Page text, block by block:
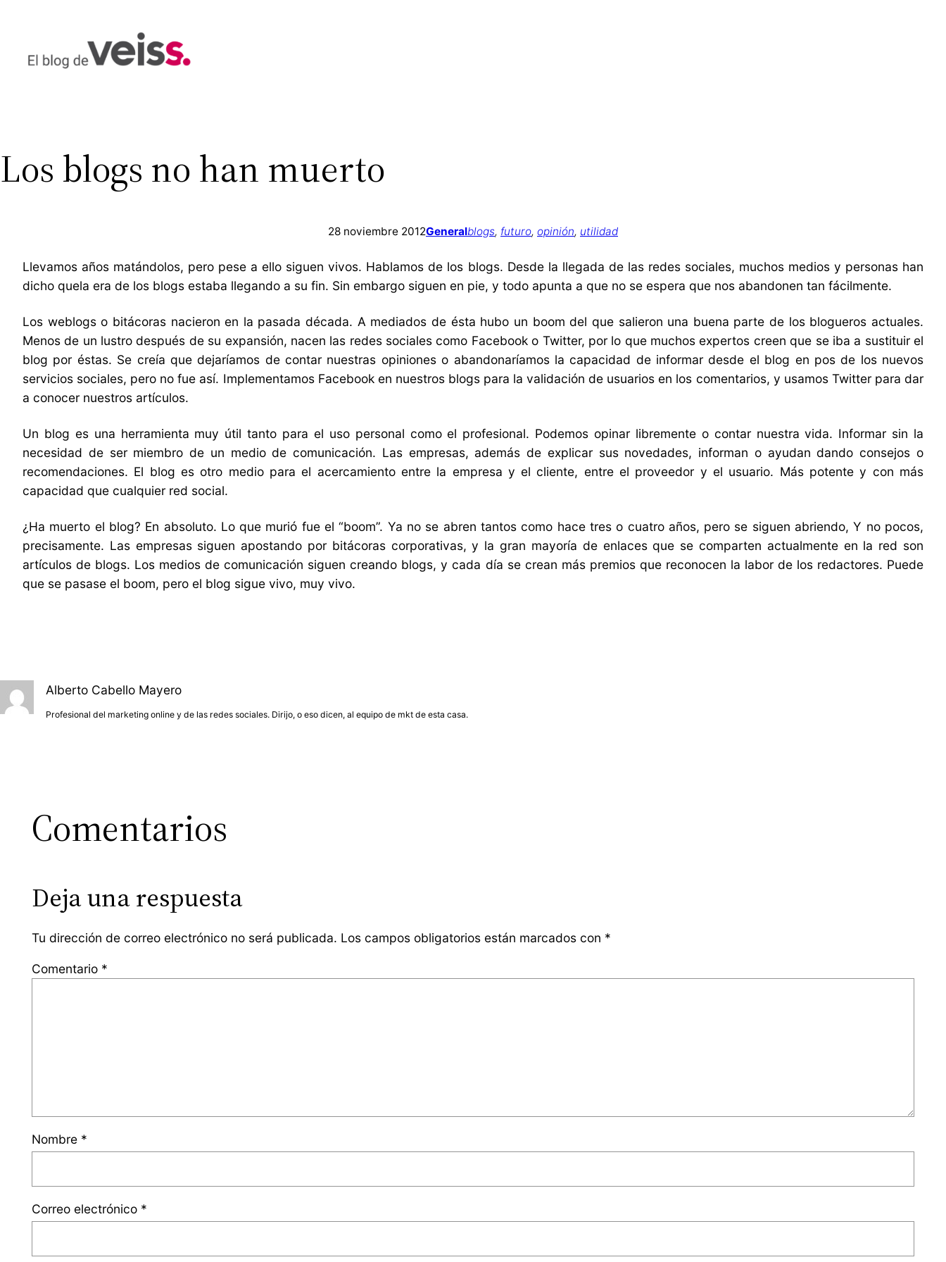
Los blogs no han muerto
28 noviembre 2012Generalblogs, futuro, opinión, utilidad
Llevamos años matándolos, pero pese a ello siguen vivos. Hablamos de los blogs. Desde la llegada de las redes sociales, muchos medios y personas han
dicho quela era de los blogs estaba llegando a su fin. Sin embargo siguen en pie, y todo apunta a que no se espera que nos abandonen tan fácilmente.
Los weblogs o bitácoras nacieron en la pasada década. A mediados de ésta hubo un boom del que salieron una buena parte de los blogueros actuales.
Menos de un lustro después de su expansión, nacen las redes sociales como Facebook o Twitter, por lo que muchos expertos creen que se iba a sustituir el
blog por éstas. Se creía que dejaríamos de contar nuestras opiniones o abandonaríamos la capacidad de informar desde el blog en pos de los nuevos
servicios sociales, pero no fue así. Implementamos Facebook en nuestros blogs para la validación de usuarios en los comentarios, y usamos Twitter para dar
a conocer nuestros artículos.
Un blog es una herramienta muy útil tanto para el uso personal como el profesional. Podemos opinar libremente o contar nuestra vida. Informar sin la
necesidad de ser miembro de un medio de comunicación. Las empresas, además de explicar sus novedades, informan o ayudan dando consejos o
recomendaciones. El blog es otro medio para el acercamiento entre la empresa y el cliente, entre el proveedor y el usuario. Más potente y con más
capacidad que cualquier red social.
¿Ha muerto el blog? En absoluto. Lo que murió fue el “boom”. Ya no se abren tantos como hace tres o cuatro años, pero se siguen abriendo, Y no pocos,
precisamente. Las empresas siguen apostando por bitácoras corporativas, y la gran mayoría de enlaces que se comparten actualmente en la red son
artículos de blogs. Los medios de comunicación siguen creando blogs, y cada día se crean más premios que reconocen la labor de los redactores. Puede
que se pasase el boom, pero el blog sigue vivo, muy vivo.
Alberto Cabello Mayero
Profesional del marketing online y de las redes sociales. Dirijo, o eso dicen, al equipo de mkt de esta casa.
Comentarios
Deja una respuesta
Tu dirección de correo electrónico no será publicada. Los campos obligatorios están marcados con *
Comentario *
Nombre *
Correo electrónico *